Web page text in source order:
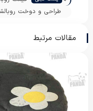
طراحی و دوخت
مقالات مرتبط